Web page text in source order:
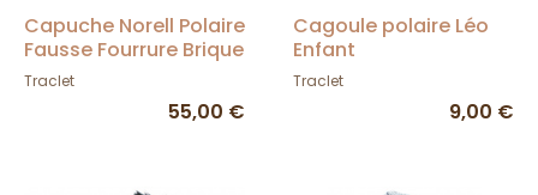
Capuche Norell Polaire
Fausse Fourrure Brique
- Traclet
Traclet
55,00 €
Cagoule polaire Léo
Enfant
Traclet
9,00 €